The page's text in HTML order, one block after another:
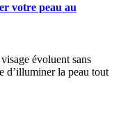
votre peau au
évoluent sans
d’illuminer la peau tout